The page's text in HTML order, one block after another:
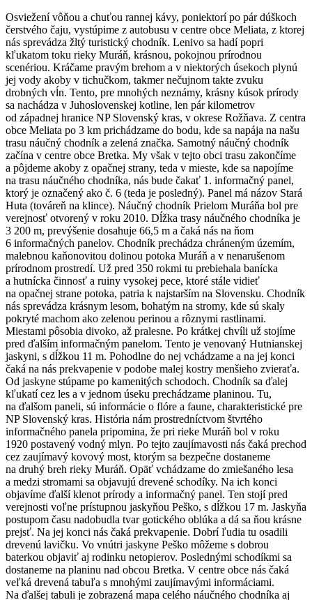
Osviežení vôňou a chuťou rannej kávy, poniektorí po pár dúškoch
čerstvého čaju, vystúpime z autobusu v centre obce Meliata, z ktorej
nás sprevádza žltý turistický chodník. Lenivo sa hadí popri
kľukatom toku rieky Muráň, krásnou, pokojnou prírodnou
scenériou. Kráčame pravým brehom a v niektorých úsekoch plynú
jej vody akoby v tichučkom, takmer nečujnom takte zvuku
drobných vĺn. Tento, pre mnohých neznámy, krásny kúsok prírody
sa nachádza v Juhoslovenskej kotline, len pár kilometrov
od západnej hranice NP Slovenský kras, v okrese Rožňava. Z centra
obce Meliata po 3 km prichádzame do bodu, kde sa napája na našu
trasu náučný chodník a zelená značka. Samotný náučný chodník
začína v centre obce Bretka. My však v tejto obci trasu zakončíme
a pôjdeme akoby z opačnej strany, teda v mieste, kde sa napojíme
na trasu náučného chodníka, nás bude čakať 1. informačný panel,
ktorý je označený ako č. 6 (teda je posledný). Panel má názov Stará
Huta (továreň na klince). Náučný chodník Prielom Muráňa bol pre
verejnosť otvorený v roku 2010. Dĺžka trasy náučného chodníka je
3 200 m, prevýšenie dosahuje 66,5 m a čaká nás na ňom
6 informačných panelov. Chodník prechádza chráneným územím,
malebnou kaňonovitou dolinou potoka Muráň a v nenarušenom
prírodnom prostredí. Už pred 350 rokmi tu prebiehala banícka
a hutnícka činnosť a ruiny vysokej pece, ktoré stále vidieť
na opačnej strane potoka, patria k najstarším na Slovensku. Chodník
nás sprevádza krásnym lesom, bohatým na stromy, kde sú skaly
pokryté machom ako zelenou perinou a rôznymi rastlinami.
Miestami pôsobia divoko, až pralesne. Po krátkej chvíli už stojíme
pred ďalším informačným panelom. Tento je venovaný Hutnianskej
jaskyni, s dĺžkou 11 m. Pohodlne do nej vchádzame a na jej konci
čaká na nás prekvapenie v podobe malej kostry menšieho zvieraťa.
Od jaskyne stúpame po kamenitých schodoch. Chodník sa ďalej
kľukatí cez les a v jednom úseku prechádzame planinou. Tu,
na ďalšom paneli, sú informácie o flóre a faune, charakteristické pre
NP Slovenský kras. História nám prostredníctvom štvrtého
informačného panela pripomina, že pri rieke Muráň bol v roku
1920 postavený vodný mlyn. Po tejto zaujímavosti nás čaká prechod
cez zaujímavý kovový most, ktorým sa bezpečne dostaneme
na druhý breh rieky Muráň. Opäť vchádzame do zmiešaného lesa
a medzi stromami sa objavujú drevené schodíky. Na ich konci
objavíme ďalší klenot prírody a informačný panel. Ten stojí pred
verejnosti voľne prístupnou jaskyňou Peško, s dĺžkou 17 m. Jaskyňa
postupom času nadobudla tvar gotického oblúka a dá sa ňou krásne
prejsť. Na jej konci nás čaká prekvapenie. Dobrí ľudia tu osadili
drevenú lavičku. Vo vnútri jaskyne Peško môžeme s dobrou
baterkou objaviť aj rodinku netopierov. Poslednými schodíkmi sa
dostaneme na planinu nad obcou Bretka. V centre obce nás čaká
veľká drevená tabuľa s mnohými zaujímavými informáciami.
Na ďalšej tabuli je zobrazená mapa celého náučného chodníka aj